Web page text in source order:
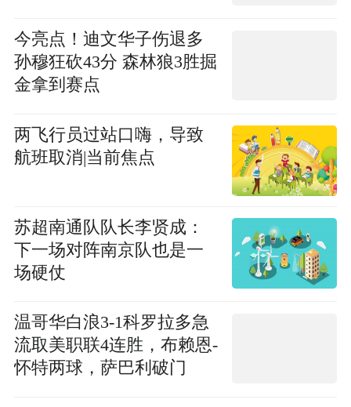
今亮点！迪文华子伤退多
孙穆狂砍43分 森林狼3胜掘
金拿到赛点
两飞行员过站口嗨，导致
航班取消|当前焦点
苏超南通队队长李贤成：
下一场对阵南京队也是一
场硬仗
温哥华白浪3-1科罗拉多急
流取美职联4连胜，布赖恩-
怀特两球，萨巴利破门